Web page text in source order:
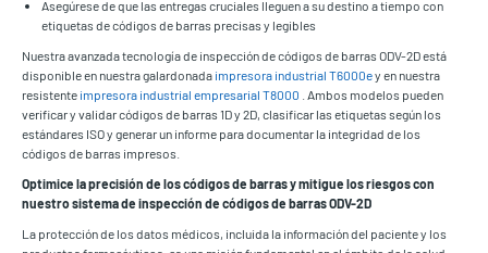
Asegúrese de que las entregas cruciales lleguen a su destino a tiempo con
etiquetas de códigos de barras precisas y legibles
Nuestra avanzada tecnología de inspección de códigos de barras ODV-2D está
disponible en nuestra galardonada impresora industrial T6000ey en nuestra
resistente impresora industrial empresarial T8000 . Ambos modelos pueden
verificar y validar códigos de barras 1D y 2D, clasificar las etiquetas según los
estándares ISO y generar un informe para documentar la integridad de los
códigos de barras impresos.
Optimice la precisión de los códigos de barras y mitigue los riesgos con
nuestro sistema de inspección de códigos de barras ODV-2D
La protección de los datos médicos, incluida la información del paciente y los